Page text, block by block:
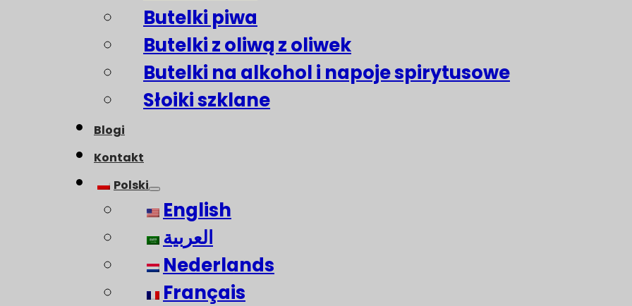
Butelki piwa
Butelki z oliwą z oliwek
Butelki na alkohol i napoje spirytusowe
Słoiki szklane
Blogi
Kontakt
Polski
English
العربية
Nederlands
Français